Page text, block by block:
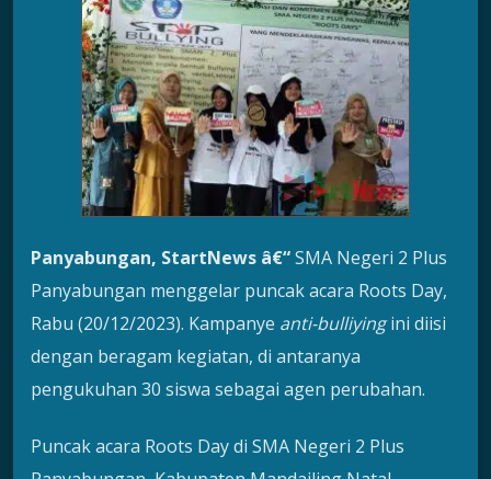
Panyabungan, StartNews â€“SMA Negeri 2 Plus
Panyabungan menggelar puncak acara Roots Day,
Rabu (20/12/2023). Kampanye anti-bulliyingini diisi
dengan beragam kegiatan, di antaranya
pengukuhan 30 siswa sebagai agen perubahan.
Puncak acara Roots Day di SMA Negeri 2 Plus